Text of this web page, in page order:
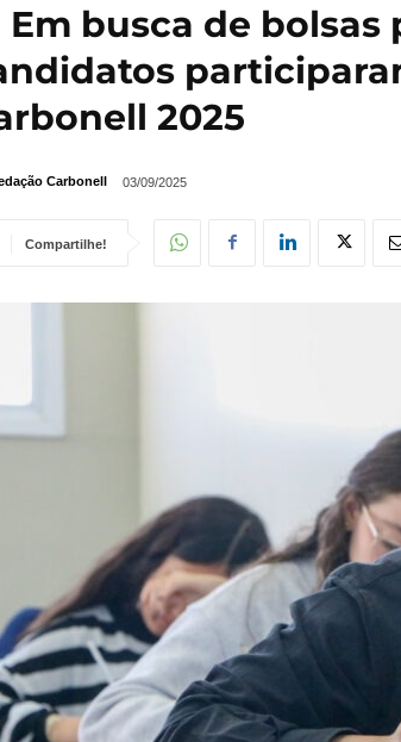
Em busca de bolsas
2025
Carbonell 03/09/2025
Compartilhe!